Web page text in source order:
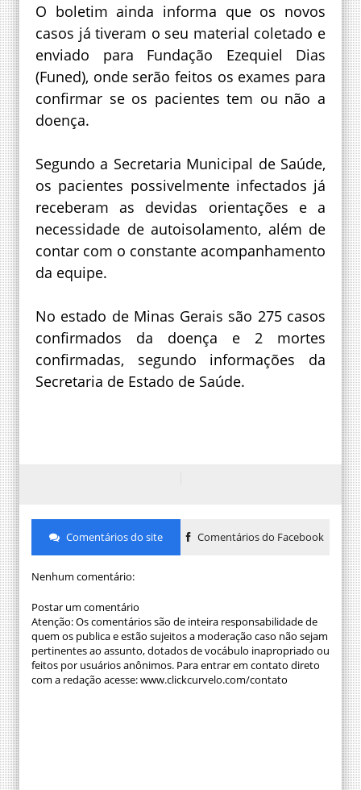
O boletim ainda informa que os novos
casos já tiveram o seu material coletado e
enviado para Fundação Ezequiel Dias
(Funed), onde serão feitos os exames para
confirmar se os pacientes tem ou não a
doença.
Segundo a Secretaria Municipal de Saúde,
os pacientes possivelmente infectados já
receberam as devidas orientações e a
necessidade de autoisolamento, além de
contar com o constante acompanhamento
da equipe.
No estado de Minas Gerais são 275 casos
confirmados da doença e 2 mortes
confirmadas, segundo informações da
Secretaria de Estado de Saúde.
Comentários do site Comentários do Facebook
Nenhum comentário:
Postar um comentário
Atenção: Os comentários são de inteira responsabilidade de
quem os publica e estão sujeitos a moderação caso não sejam
pertinentes ao assunto, dotados de vocábulo inapropriado ou
feitos por usuários anônimos. Para entrar em contato direto
com a redação acesse: www.clickcurvelo.com/contato